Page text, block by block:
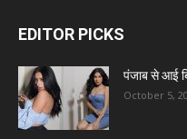
EDITOR PICKS
पंजाब से आई
October 5,